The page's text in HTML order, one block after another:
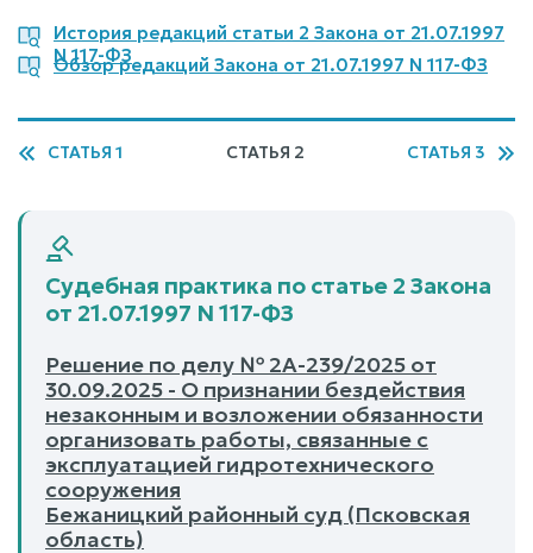
История редакций статьи 2 Закона от 21.07.1997
N 117-ФЗ
Обзор редакций Закона от 21.07.1997 N 117-ФЗ
СТАТЬЯ 1 СТАТЬЯ 2 СТАТЬЯ 3
Судебная практика по статье 2 Закона
от 21.07.1997 N 117-ФЗ
Решение по делу № 2А-239/2025 от
30.09.2025 - О признании бездействия
незаконным и возложении обязанности
организовать работы, связанные с
эксплуатацией гидротехнического
сооружения
Бежаницкий районный суд (Псковская
область)